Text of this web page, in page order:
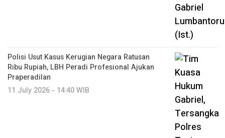
Polisi Usut Kasus Kerugian Negara Ratusan
Ribu Rupiah, LBH Peradi Profesional Ajukan
Praperadilan
11 July 2026 - 14:40 WIB